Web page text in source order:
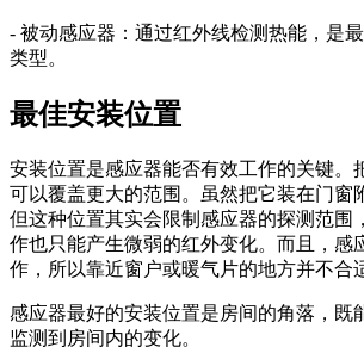
- 被动感应器：通过红外线检测热能，是
类型。
最佳安装位置
安装位置是感应器能否有效工作的关键。
可以覆盖更大的范围。虽然把它装在门窗
但这种位置其实会限制感应器的探测范围
作也只能产生微弱的红外变化。而且，感
作，所以靠近窗户或暖气片的地方并不合
感应器最好的安装位置是房间的角落，既
监测到房间内的变化。